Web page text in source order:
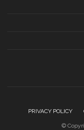
PRIVACY POLICY
©